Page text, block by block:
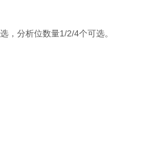
分析位数量1/2/4个可选。